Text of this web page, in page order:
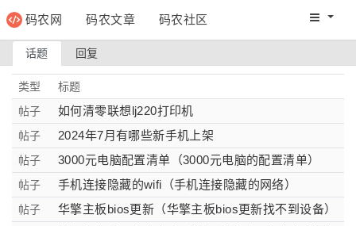
码农网 码农文章 码农社区 码农网
话题 回复
类型
标题
帖子
如何清零联想lj220打印机
帖子 2024年7月有哪些新手机上架
帖子 3000元电脑配置清单（3000元电脑的配置清单）
帖子 手机连接隐藏的wifi（手机连接隐藏的网络）
帖子 华擎主板bios更新（华擎主板bios更新找不到设备）